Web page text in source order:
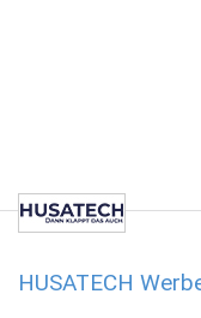
HUSATECH